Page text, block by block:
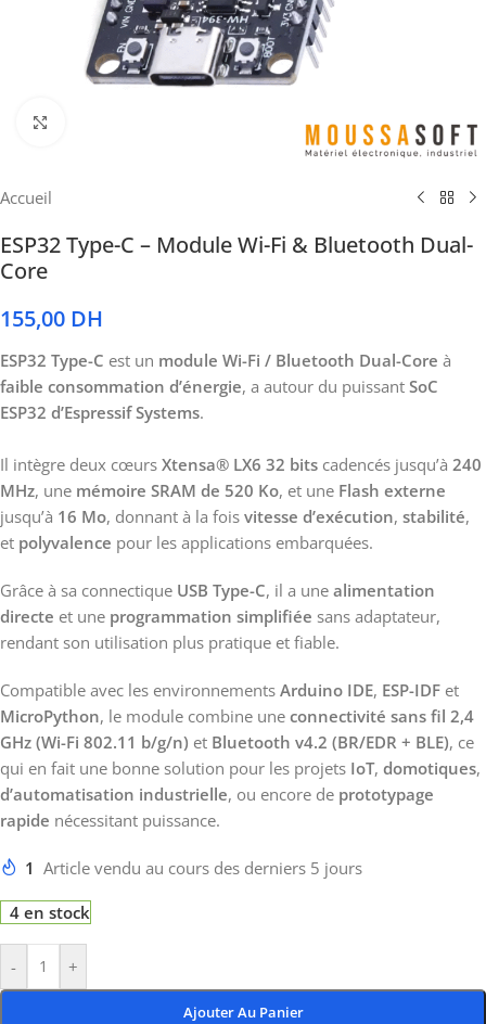
Accueil
ESP32 Type-C – Module Wi-Fi & Bluetooth Dual-
Core
155,00 DH
ESP32 Type-C est un module Wi-Fi / Bluetooth Dual-Core à
faible consommation d’énergie, a autour du puissant SoC
ESP32 d’Espressif Systems.
Il intègre deux cœurs Xtensa® LX6 32 bits cadencés jusqu’à 240
MHz, une mémoire SRAM de 520 Ko, et une Flash externe
jusqu’à 16 Mo, donnant à la fois vitesse d’exécution, stabilité,
et polyvalence pour les applications embarquées.
Grâce à sa connectique USB Type-C, il a une alimentation
directe et une programmation simplifiée sans adaptateur,
rendant son utilisation plus pratique et fiable.
Compatible avec les environnements Arduino IDE, ESP-IDF et
MicroPython, le module combine une connectivité sans fil 2,4
GHz (Wi-Fi 802.11 b/g/n) et Bluetooth v4.2 (BR/EDR + BLE), ce
qui en fait une bonne solution pour les projets IoT, domotiques,
d’automatisation industrielle, ou encore de prototypage
rapide nécessitant puissance.
1 Article vendu au cours des derniers 5 jours
4 en stock
- +
Ajouter Au Panier